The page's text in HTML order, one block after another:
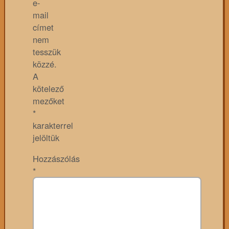
e-
mail
címet
nem
tesszük
közzé.
A
kötelező
mezőket
*
karakterrel
jelöltük
Hozzászólás
*